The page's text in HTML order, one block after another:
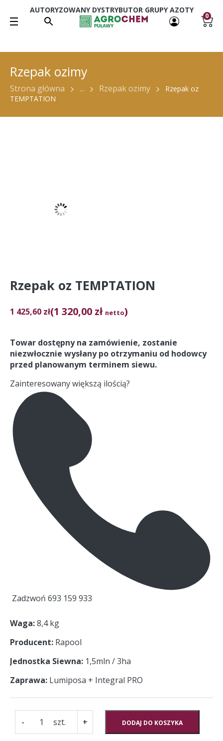
AUTORYZOWANY DYSTRYBUTOR GRUPY AZOTY
0
Rzepak ozimy
Strona główna ... Rzepak ozimy
Rzepak oz
TEMPTATION
Rzepak oz TEMPTATION
1 425,60 zł(1 320,00 zł netto)
Towar dostępny na zamówienie, zostanie
niezwłocznie wysłany po otrzymaniu od hodowcy
przed planowanym terminem siewu.
Zainteresowany większą ilością?
Zadzwoń 693 159 933
Waga 8,4 kg
Producent Rapool
Jednostka Siewna 1,5mln / 3ha
Zaprawa Lumiposa + Integral PRO
-
Rzepak
oz
+ DODAJ DO KOSZYKA